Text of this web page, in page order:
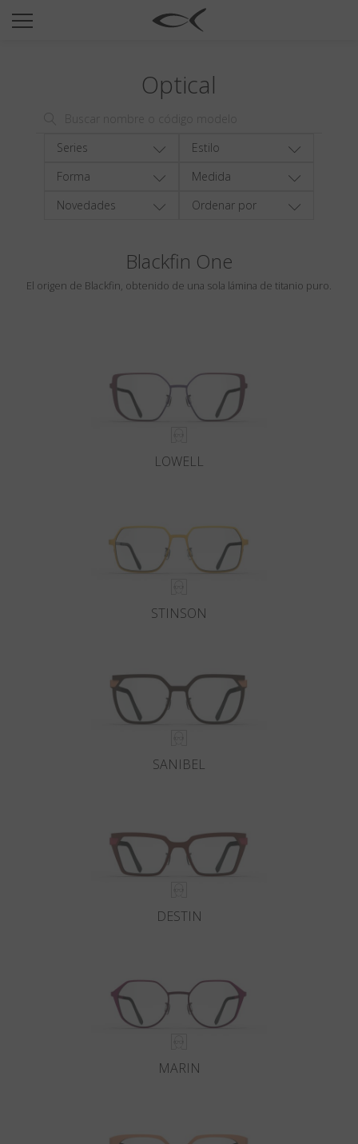
SUN
TITANIUM
NEWSROOM
TIENDAS
Favoritos
Optical
Series
Estilo
Forma
Medida
Novedades
Ordenar por
Blackfin One
El origen de Blackfin, obtenido de una sola lámina de titanio puro.
LOWELL
STINSON
SANIBEL
DESTIN
MARIN